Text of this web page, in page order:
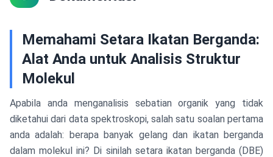
Memahami Setara Ikatan Berganda:
Alat Anda untuk Analisis Struktur
Molekul
Apabila anda menganalisis sebatian organik yang tidak
diketahui dari data spektroskopi, salah satu soalan pertama
anda adalah: berapa banyak gelang dan ikatan berganda
dalam molekul ini? Di sinilah setara ikatan berganda (DBE)